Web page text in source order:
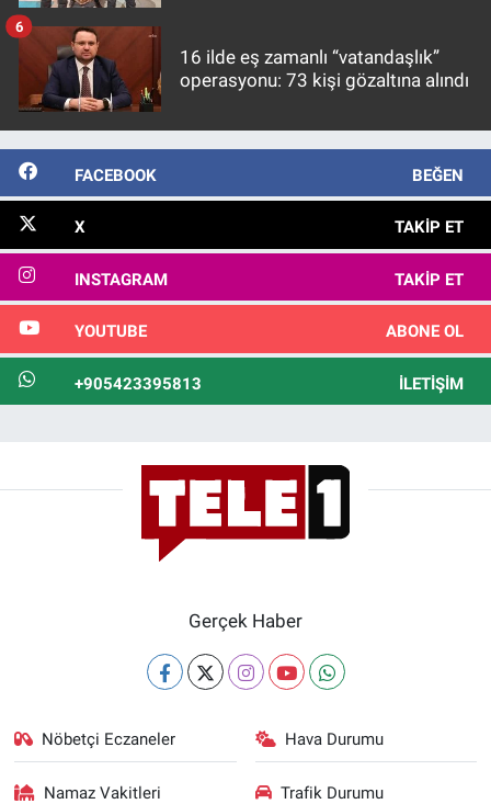
16 ilde eş zamanlı “vatandaşlık”
operasyonu: 73 kişi gözaltına alındı
6
FACEBOOK BEĞEN
X TAKIP ET
INSTAGRAM TAKIP ET
YOUTUBE ABONE OL
+905423395813 İLETIŞIM
Gerçek Haber
Nöbetçi Eczaneler Hava Durumu
Namaz Vakitleri Trafik Durumu